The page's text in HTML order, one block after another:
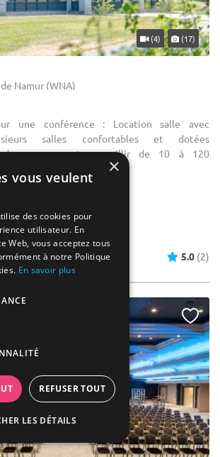
(4) (17)
Namur (WNA)
une conférence : Location salle avec
salles confortables et dotées
peuvent accueillir de 10 à 120
team buildings, ...
pers.
5.0 (2)
×
vous veulent
des cookies pour
utilisateur. En
Web, vous acceptez tous
à notre Politique
En savoir plus
REFUSER TOUT
LES DÉTAILS